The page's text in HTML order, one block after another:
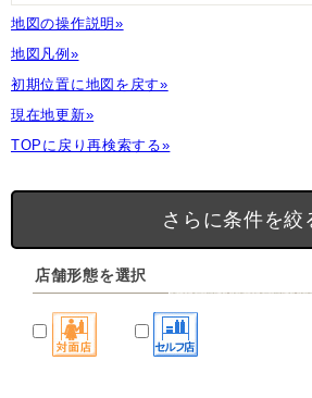
地図の操作説明»
地図凡例»
初期位置に地図を戻す»
現在地更新»
TOPに戻り再検索する»
さらに条件を絞
店舗形態を選択